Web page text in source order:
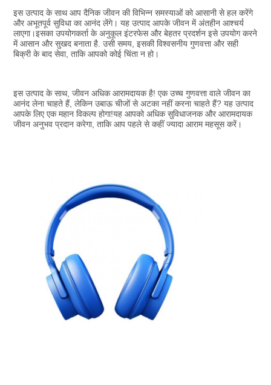
नीति
इस उत्पाद के साथ आप दैनिक जीवन की विभिन्न समस्याओं को आसानी से हल करेंगे
और अभूतपूर्व सुविधा का आनंद लेंगे। यह उत्पाद आपके जीवन में अंतहीन आश्चर्य
लाएगा।इसका उपयोगकर्ता के अनुकूल इंटरफेस और बेहतर प्रदर्शन इसे उपयोग करने
में आसान और सुखद बनाता है. उसी समय, इसकी विश्वसनीय गुणवत्ता और सही
बिक्री के बाद सेवा, ताकि आपको कोई चिंता न हो।
इस उत्पाद के साथ, जीवन अधिक आरामदायक है! एक उच्च गुणवत्ता वाले जीवन का
आनंद लेना चाहते हैं, लेकिन उबाऊ चीजों से अटका नहीं करना चाहते हैं? यह उत्पाद
आपके लिए एक महान विकल्प होगा!यह आपको अधिक सुविधाजनक और आरामदायक
जीवन अनुभव प्रदान करेगा, ताकि आप पहले से कहीं ज्यादा आराम महसूस करें।